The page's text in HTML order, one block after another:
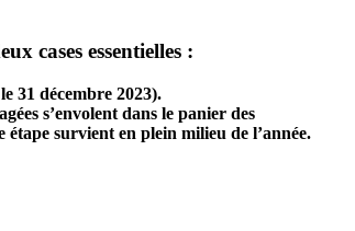
cases essentielles :
31 décembre 2023).
s’envolent dans le panier des
étape survient en plein milieu de l’année.